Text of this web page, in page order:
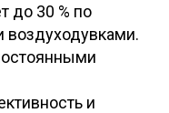
до 30 % по
и